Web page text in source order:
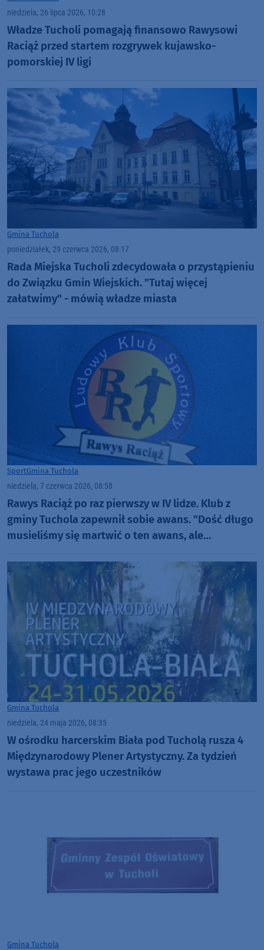
niedziela, 26 lipca 2026, 10:28
Władze Tucholi pomagają finansowo Rawysowi
Raciąż przed startem rozgrywek kujawsko-
pomorskiej IV ligi
Gmina Tuchola
poniedziałek, 29 czerwca 2026, 08:17
Rada Miejska Tucholi zdecydowała o przystąpieniu
do Związku Gmin Wiejskich. "Tutaj więcej
załatwimy" - mówią władze miasta
SportGmina Tuchola
niedziela, 7 czerwca 2026, 08:58
Rawys Raciąż po raz pierwszy w IV lidze. Klub z
gminy Tuchola zapewnił sobie awans. "Dość długo
musieliśmy się martwić o ten awans, ale
Gmina Tuchola
niedziela, 24 maja 2026, 08:35
W ośrodku harcerskim Biała pod Tucholą rusza 4
Międzynarodowy Plener Artystyczny. Za tydzień
wystawa prac jego uczestników
Gmina Tuchola